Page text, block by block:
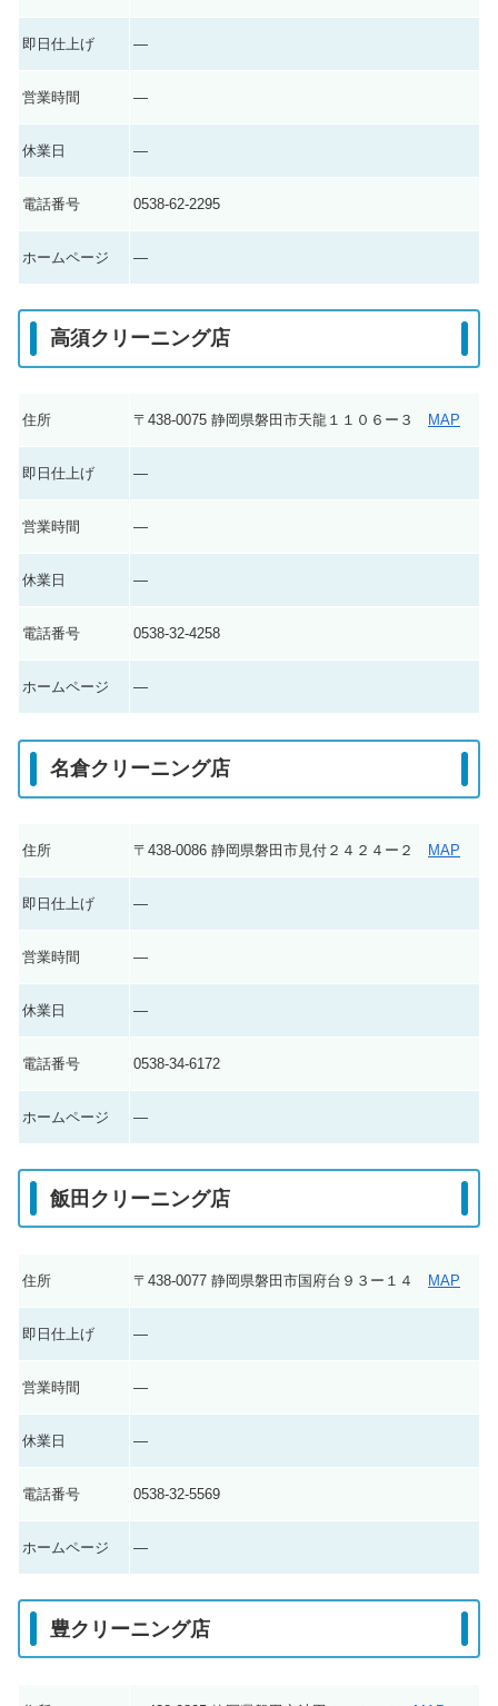
即日仕上げ ―
営業時間 ―
休業日 ―
電話番号 0538-62-2295
ホームページ ―
高須クリーニング店
住所 〒438-0075 静岡県磐田市天龍１１０６ー３ MAP
即日仕上げ ―
営業時間 ―
休業日 ―
電話番号 0538-32-4258
ホームページ ―
名倉クリーニング店
住所 〒438-0086 静岡県磐田市見付２４２４ー２ MAP
即日仕上げ ―
営業時間 ―
休業日 ―
電話番号 0538-34-6172
ホームページ ―
飯田クリーニング店
住所 〒438-0077 静岡県磐田市国府台９３ー１４ MAP
即日仕上げ ―
営業時間 ―
休業日 ―
電話番号 0538-32-5569
ホームページ ―
豊クリーニング店